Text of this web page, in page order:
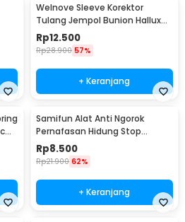
Welnove Sleeve Korektor
Tulang Jempol Bunion Hallux
Orthotics - CSQ1408
Rp12.500
Rp28.900 57%
+ Keranjang
Samifun Alat Anti Ngorok
Pernafasan Hidung Stop
Snoring Air Purifier - MX-555
Rp8.500
Rp21.900 62%
+ Keranjang